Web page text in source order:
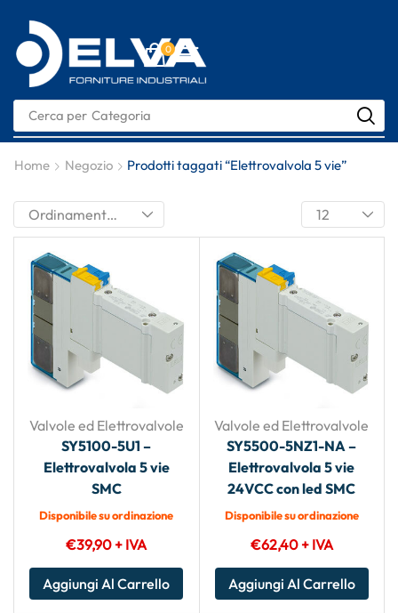
0
Cerca per Categoria
Home Negozio Prodotti taggati “Elettrovalvola 5 vie”
Valvole ed Elettrovalvole
SY5100-5U1 –
Elettrovalvola 5 vie
SMC
Disponibile su ordinazione
€39,90 + IVA
Aggiungi Al Carrello
Valvole ed Elettrovalvole
SY5500-5NZ1-NA –
Elettrovalvola 5 vie
24VCC con led SMC
Disponibile su ordinazione
€62,40 + IVA
Aggiungi Al Carrello